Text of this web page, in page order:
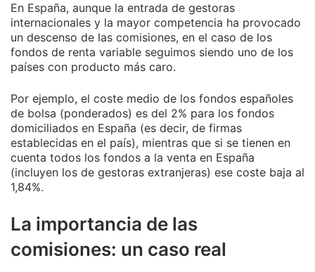
En España, aunque la entrada de gestoras
internacionales y la mayor competencia ha provocado
un descenso de las comisiones, en el caso de los
fondos de renta variable seguimos siendo uno de los
países con producto más caro.
Por ejemplo, el coste medio de los fondos españoles
de bolsa (ponderados) es del 2% para los fondos
domiciliados en España (es decir, de firmas
establecidas en el país), mientras que si se tienen en
cuenta todos los fondos a la venta en España
(incluyen los de gestoras extranjeras) ese coste baja al
1,84%.
La importancia de las
comisiones: un caso real